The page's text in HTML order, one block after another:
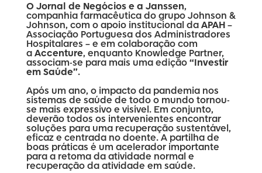
O Jornal de Negócios e a Janssen,
companhia farmacêutica do grupo Johnson &
Johnson, com o apoio institucional daAPAH–
Associação Portuguesa dos Administradores
Hospitalares – e em colaboração com
aAccenture, enquanto Knowledge Partner,
associam-se para mais uma edição“Investir
em Saúde”.
Após um ano, o impacto da pandemia nos
sistemas de saúde de todo o mundo tornou-
se mais expressivo e visível. Em conjunto,
deverão todos os intervenientes encontrar
soluções para uma recuperação sustentável,
eficaz e centrada no doente. A partilha de
boas práticas é um acelerador importante
para a retoma da atividade normal e
recuperação da atividade em saúde.